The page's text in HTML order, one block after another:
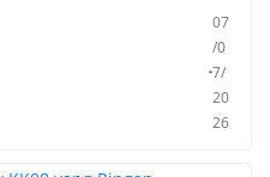
07
/0
7/
20
26